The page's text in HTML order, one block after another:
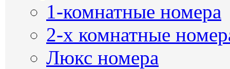
1-комнатные номера
2-х комнатные
Люкс номера